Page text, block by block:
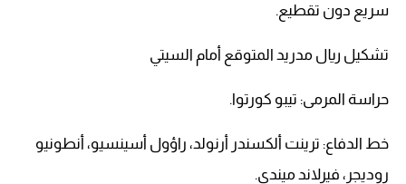
سريع دون تقطيع.
تشكيل ريال مدريد المتوقع أمام السيتي
حراسة المرمى: تيبو كورتوا.
خط الدفاع: ترينت ألكسندر أرنولد، راؤول أسينسيو، أنطونيو
روديجر، فيرلاند ميندي.